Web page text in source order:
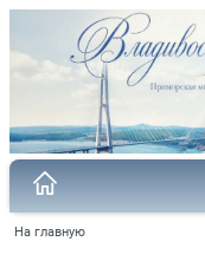
На главную